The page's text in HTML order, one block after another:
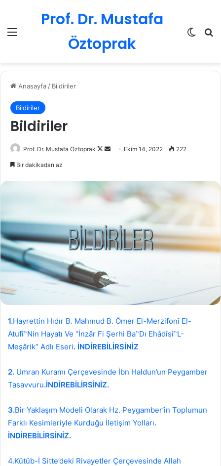
Menü
Prof. Dr. Mustafa
Öztoprak
Dış
Anasayfa / Bildiriler
Bildiriler
Bildiriler
Prof. Dr. Mustafa Öztoprak
Follow
Bir
Ekim 14, 2022 222
Bir dakikadan az
1.Hayrettin Hıdır B. Mahmud B. Ömer El-Merzifonî El-
Atufî‟Nin Hayatı Ve “İnzâr Fi Şerhi Ba‟Dı Ehâdîsî‟L-
Meşârik” Adlı Eseri. İNDİREBİLİRSİNİZ
2. Umran Kuramı Çerçevesinde İbn Haldun’un Peygamber
Tasavvuru.İNDİREBİLİRSİNİZ.
3.Bir Yaklaşım Modeli Olarak Hz. Peygamber’in Toplumun
Farklı Kesimleriyle Kurduğu İletişim Yolları.
İNDİREBİLİRSİNİZ.
4.Kütüb-İ Sitte’deki Rivayetler Çerçevesinde Allah